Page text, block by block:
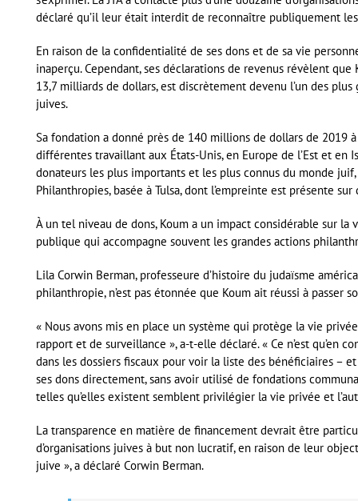
déclaré qu’il leur était interdit de reconnaître publiquement
En raison de la confidentialité de ses dons et de sa vie
inaperçu. Cependant, ses déclarations de revenus révèlent
13,7 milliards de dollars, est discrètement devenu l’un des
juives.
Sa fondation a donné près de 140 millions de dollars de 2019
différentes travaillant aux États-Unis, en Europe de l’Est et en
donateurs les plus importants et les plus connus du monde
Philanthropies, basée à Tulsa, dont l’empreinte est présente
À un tel niveau de dons, Koum a un impact considérable sur
publique qui accompagne souvent les grandes actions
Lila Corwin Berman, professeure d’histoire du judaïsme
philanthropie, n’est pas étonnée que Koum ait réussi à passer
« Nous avons mis en place un système qui protège la vie
rapport et de surveillance », a-t-elle déclaré. « Ce n’est qu’en
dans les dossiers fiscaux pour voir la liste des bénéficiaires –
ses dons directement, sans avoir utilisé de fondations
telles qu’elles existent semblent privilégier la vie privée et
La transparence en matière de financement devrait être
d’organisations juives à but non lucratif, en raison de leur
juive », a déclaré Corwin Berman.